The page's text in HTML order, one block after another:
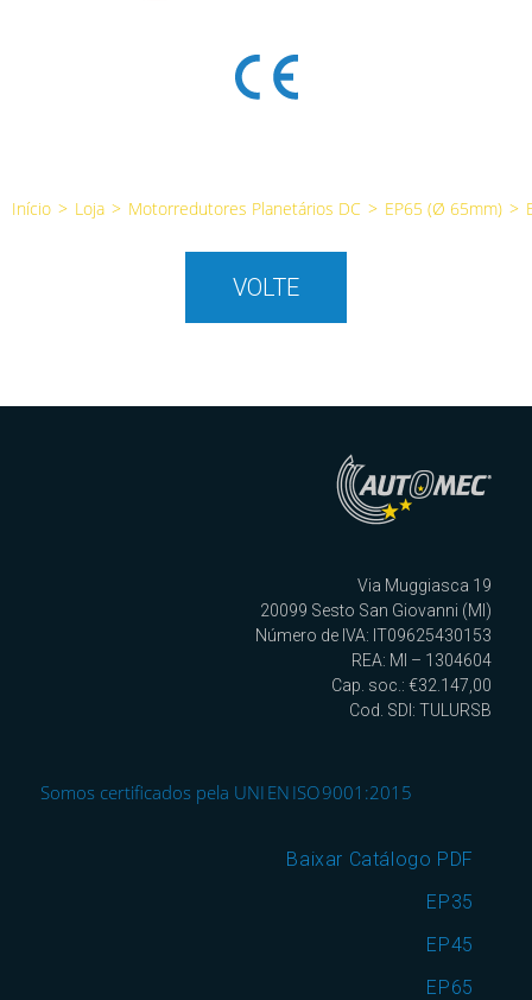
Início > Loja > Motorredutores Planetários DC > EP65 (Ø 65mm) >
VOLTE
Via Muggiasca 19
20099 Sesto San Giovanni (MI)
Número de IVA: IT09625430153
REA: MI – 1304604
Cap. soc.: €32.147,00
Cod. SDI: TULURSB
Somos certificados pela UNI EN ISO 9001:2015
Baixar Catálogo PDF
EP35
EP45
EP65